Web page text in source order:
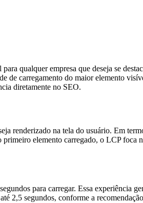
qualquer empresa que deseja se
de carregamento do maior elemento
diretamente no SEO.
na tela do usuário. Em
primeiro elemento carregado, o LCP foca
para carregar. Essa experiência
2,5 segundos, conforme a